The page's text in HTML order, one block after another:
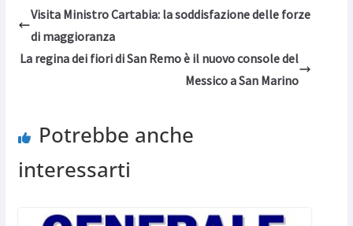
Visita Ministro Cartabia: la soddisfazione delle forze
di maggioranza
La regina dei fiori di San Remo è il nuovo console del
Messico a San Marino
Potrebbe anche
interessarti